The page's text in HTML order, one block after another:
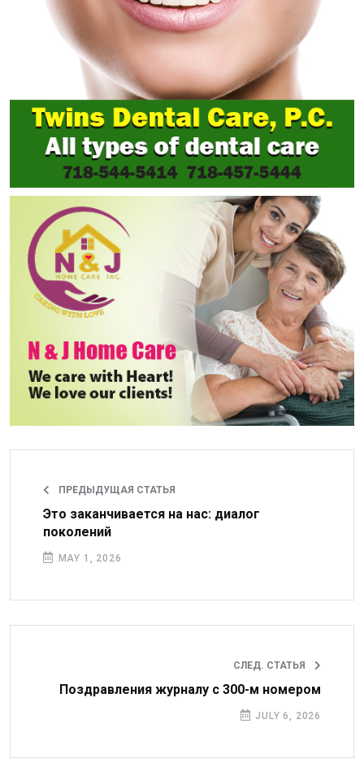
ПРЕДЫДУЩАЯ СТАТЬЯ
Это заканчивается на нас: диалог
поколений
MAY 1, 2026
СЛЕД. СТАТЬЯ
Поздравления журналу с 300-м номером
JULY 6, 2026